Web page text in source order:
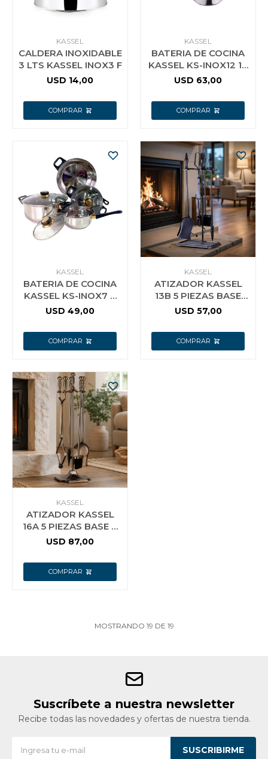
KASSEL
CALDERA INOXIDABLE
3 LTS KASSEL INOX3 F
USD 14,00
KASSEL
BATERIA DE COCINA
KASSEL KS-INOX12 12
PIEZAS F
USD 63,00
KASSEL
BATERIA DE COCINA
KASSEL KS-INOX7 7
PIEZAS
USD 49,00
KASSEL
ATIZADOR KASSEL
13B 5 PIEZAS BASE
RECTA
USD 57,00
KASSEL
ATIZADOR KASSEL
16A 5 PIEZAS BASE 3
PIES EMPAVONADO
USD 87,00
MOSTRANDO 19 DE 19
Suscríbete a nuestra newsletter
Recibe todas las novedades y ofertas de nuestra tienda.
SUSCRIBIRME